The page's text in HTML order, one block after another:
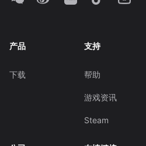
产品
下载
支持
帮助
游戏资讯
Steam